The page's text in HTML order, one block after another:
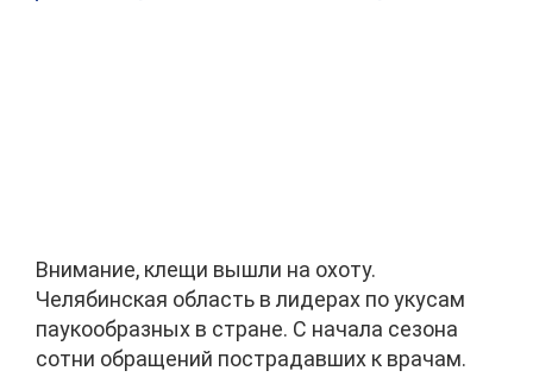
Внимание, клещи вышли на охоту.
Челябинская область в лидерах по укусам
паукообразных в стране. С начала сезона
сотни обращений пострадавших к врачам.